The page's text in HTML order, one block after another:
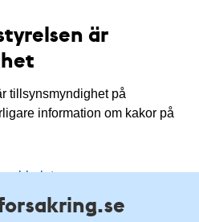
är
tillsynsmyndighet på
information om kakor på